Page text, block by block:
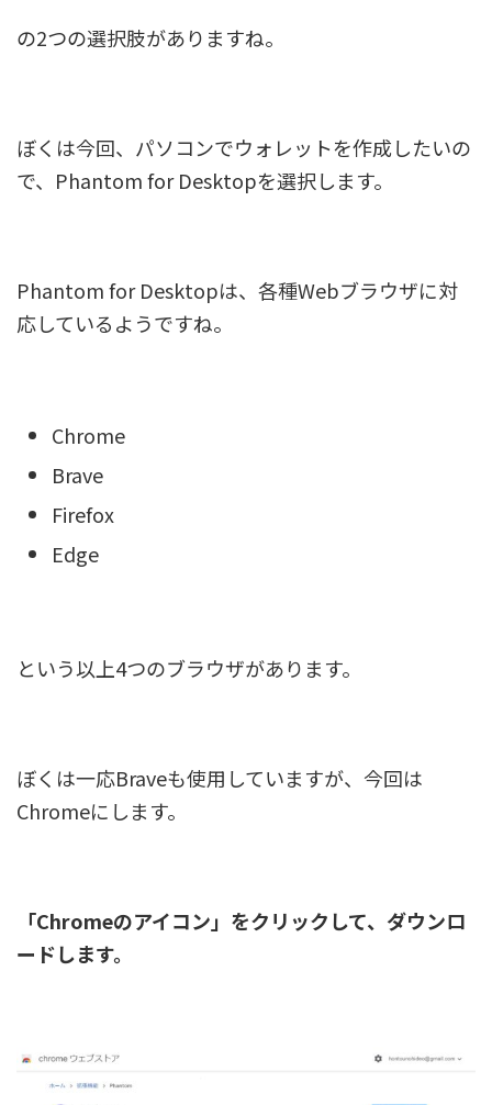
の2つの選択肢がありますね。
ぼくは今回、パソコンでウォレットを作成したいの
で、Phantom for Desktopを選択します。
Phantom for Desktopは、各種Webブラウザに対
応しているようですね。
Chrome
Brave
Firefox
Edge
という以上4つのブラウザがあります。
ぼくは一応Braveも使用していますが、今回は
Chromeにします。
「Chromeのアイコン」をクリックして、ダウンロ
ードします。